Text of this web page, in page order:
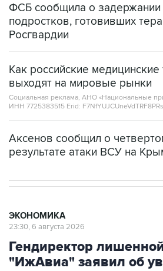
ФСБ сообщила о
подростков, готовивших
Росгвардии
Как российские медицинские
выходят на мировые рынки
Социальная реклама, АНО «Национальные
ИНН 7725383515 Erid: F7NfYUJCUneVdTRF8PRs
Аксенов сообщил о
результате атаки ВСУ на
ЭКОНОМИКА
23:30, 6 августа 2026
Гендиректор
"ИжАвиа" заявил об